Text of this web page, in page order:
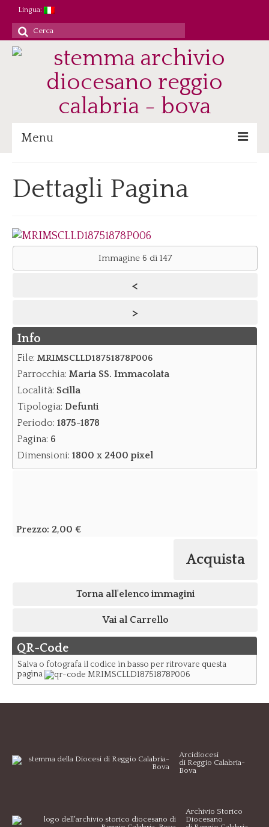
Lingua:
Cerca
per:
Menu
Patrimonio/Staff
Consultazione
Immagini digitali
Contatti
Dove siamo/Messaggi
Dettagli Pagina
Immagine 6 di 147
<
>
Info
File: MRIMSCLLD18751878P006
Parrocchia: Maria SS. Immacolata
Località: Scilla
Tipologia: Defunti
Periodo: 1875-1878
Pagina: 6
Dimensioni: 1800 x 2400 pixel
Prezzo: 2,00 €
Acquista
Torna all'elenco immagini
Vai al Carrello
QR-Code
Salva o fotografa il codice in basso per ritrovare questa
pagina
Arcidiocesi
di Reggio Calabria-
Bova
Archivio Storico
Diocesano